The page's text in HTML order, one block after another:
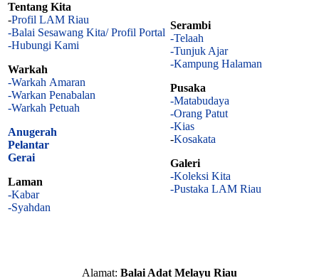
Tentang Kita
-Profil LAM Riau
-Balai Sesawang Kita/ Profil Portal
-Hubungi Kami
Warkah
-Warkah Amaran
-Warkan Penabalan
-Warkah Petuah
Anugerah
Pelantar
Gerai
Laman
-Kabar
-Syahdan
Serambi
-Telaah
-Tunjuk Ajar
-Kampung Halaman
Pusaka
-Matabudaya
-Orang Patut
-Kias
-Kosakata
Galeri
-Koleksi Kita
-Pustaka LAM Riau
Alamat: Balai Adat Melayu Riau